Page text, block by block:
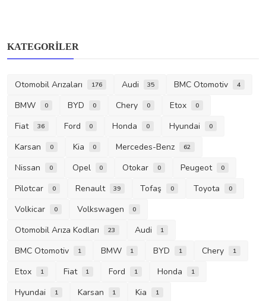
KATEGORILER
Otomobil Arızaları 176 Audi 35 BMC Otomotiv 4
BMW 0 BYD 0 Chery 0 Etox 0
Fiat 36 Ford 0 Honda 0 Hyundai 0
Karsan 0 Kia 0 Mercedes-Benz 62
Nissan 0 Opel 0 Otokar 0 Peugeot 0
Pilotcar 0 Renault 39 Tofaş 0 Toyota 0
Volkicar 0 Volkswagen 0
Otomobil Arıza Kodları 23 Audi 1
BMC Otomotiv 1 BMW 1 BYD 1 Chery 1
Etox 1 Fiat 1 Ford 1 Honda 1
Hyundai 1 Karsan 1 Kia 1